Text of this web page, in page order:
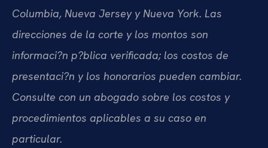
Columbia, Nueva Jersey y Nueva York. Las
direcciones de la corte y los montos son
informaci?n p?blica verificada; los costos de
presentaci?n y los honorarios pueden cambiar.
Consulte con un abogado sobre los costos y
procedimientos aplicables a su caso en
particular.